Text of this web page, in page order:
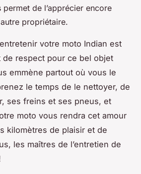
de l’apprécier encore
propriétaire.
votre moto Indian est
de respect pour ce bel objet
emmène partout où vous le
le temps de le nettoyer, de
ses freins et ses pneus, et
moto vous rendra cet amour
kilomètres de plaisir et de
les maîtres de l’entretien de